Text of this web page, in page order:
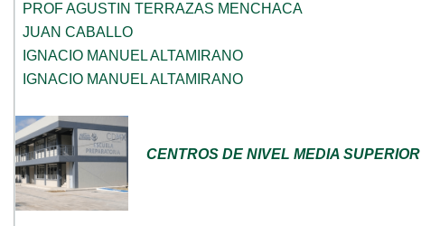
PROF AGUSTIN TERRAZAS MENCHACA
JUAN CABALLO
IGNACIO MANUEL ALTAMIRANO
IGNACIO MANUEL ALTAMIRANO
CENTROS DE NIVEL MEDIA SUPERIOR